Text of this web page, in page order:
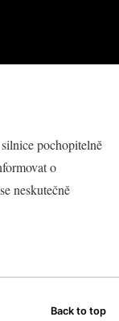
pochopitelně
o
neskutečně
Back to top